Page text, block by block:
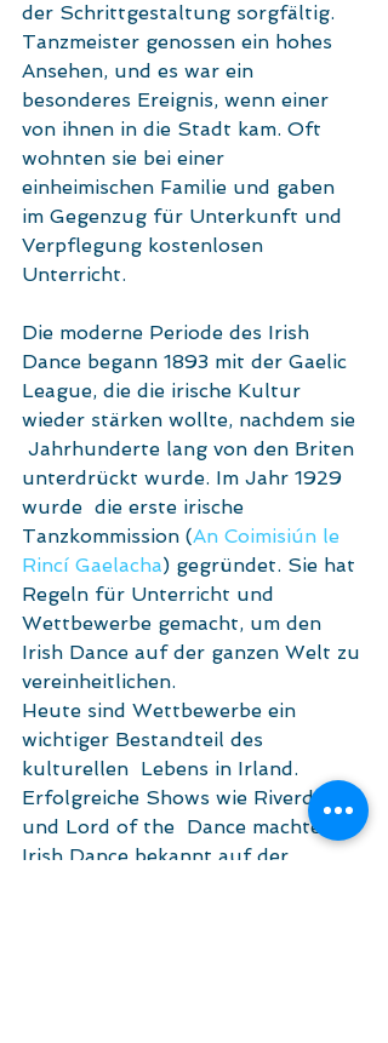
der Schrittgestaltung sorgfältig.
Tanzmeister genossen ein hohes
Ansehen, und es war ein
besonderes Ereignis, wenn einer
von ihnen in die Stadt kam. Oft
wohnten sie bei einer
einheimischen Familie und gaben
im Gegenzug für Unterkunft und
Verpflegung kostenlosen
Unterricht.
Die moderne Periode des Irish
Dance begann 1893 mit der Gaelic
League, die die irische Kultur
wieder stärken wollte, nachdem sie
Jahrhunderte lang von den Briten
unterdrückt wurde. Im Jahr 1929
wurde  die erste irische
Tanzkommission (An Coimisiún le
Rincí Gaelacha) gegründet. Sie hat
Regeln für Unterricht und
Wettbewerbe gemacht, um den
Irish Dance auf der ganzen Welt zu
vereinheitlichen.
Heute sind Wettbewerbe ein
wichtiger Bestandteil des
kulturellen  Lebens in Irland.
Erfolgreiche Shows wie Riverdance
und Lord of the  Dance machten
Irish Dance bekannt auf der